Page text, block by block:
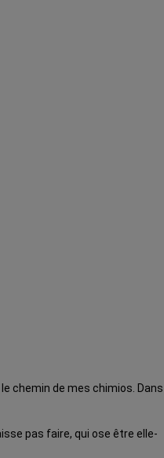
chemin de mes chimios. Dans
pas faire, qui ose être elle-